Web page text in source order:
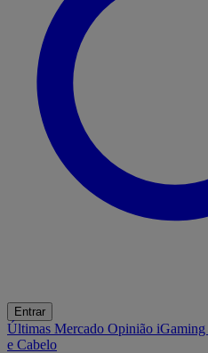
Entrar
Últimas Mercado Opinião
e Cabelo